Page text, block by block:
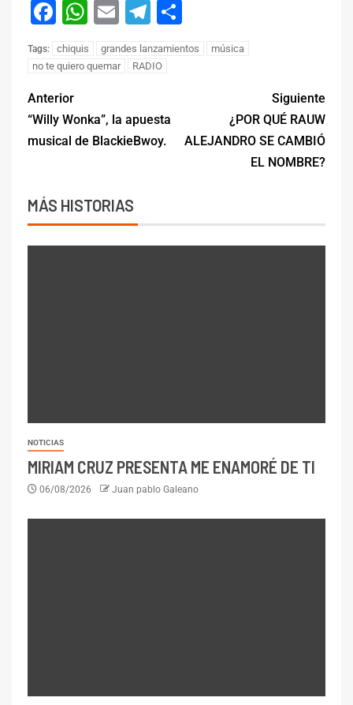
Facebook
WhatsApp
EmailTelegram
Tags: chiquis grandes lanzamientos
música
no te quiero quemar
RADIO
Anterior
“Willy Wonka”, la apuesta
musical de BlackieBwoy.
Siguiente
¿POR QUÉ RAUW
ALEJANDRO SE CAMBIÓ
EL NOMBRE?
MÁS HISTORIAS
NOTICIAS
MIRIAM CRUZ PRESENTA ME ENAMORÉ DE TI
06/08/2026 Juan pablo Galeano